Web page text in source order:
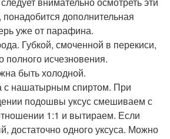
дополнительная
уже от парафина.
Губкой, смоченной в перекиси,
исчезновения.
быть холодной.
с нашатырным спиртом. При
подошвы уксус смешиваем с
1:1 и вытираем. Если
достаточно одного уксуса. Можно